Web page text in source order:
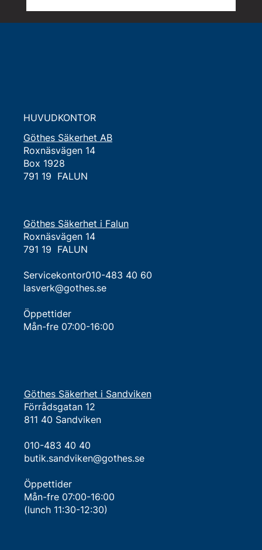
HUVUDKONTOR
Göthes Säkerhet AB
Roxnäsvägen 14
Box 1928
791 19 FALUN
Göthes Säkerhet i Falun
Roxnäsvägen 14
791 19 FALUN
Servicekontor010-483 40 60
lasverk@gothes.se
Öppettider
Mån-fre 07:00-16:00
Göthes Säkerhet i Sandviken
Förrådsgatan 12
811 40 Sandviken
010-483 40 40
butik.sandviken@gothes.se
Öppettider
Mån-fre 07:00-16:00
(lunch 11:30-12:30)